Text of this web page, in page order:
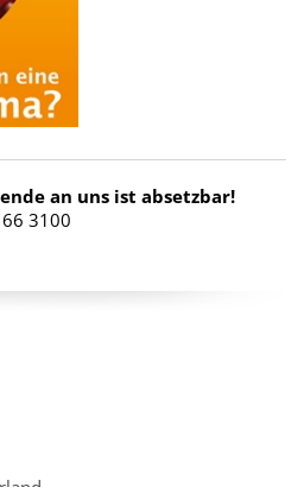
an uns ist absetzbar!
3100